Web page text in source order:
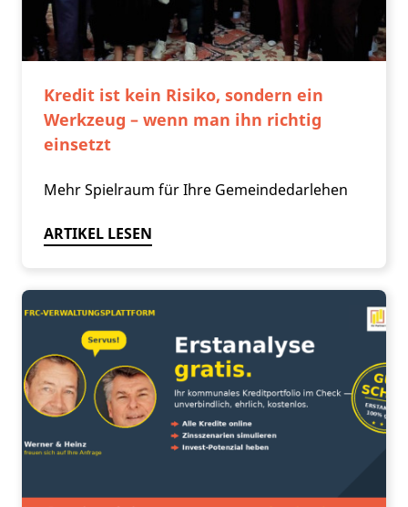
Kredit ist kein Risiko, sondern ein
Werkzeug – wenn man ihn richtig
einsetzt
Mehr Spielraum für Ihre Gemeindedarlehen
ARTIKEL LESEN